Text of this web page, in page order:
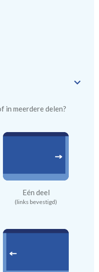
in meerdere delen?
Eén deel
(links bevestigd)